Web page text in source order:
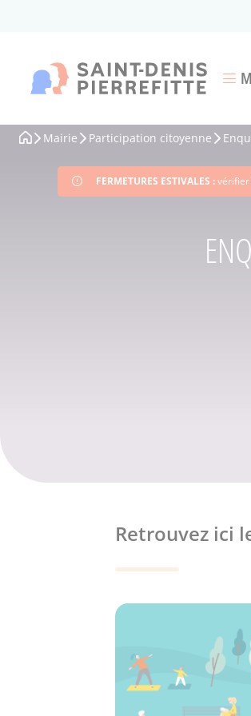
FERMETURES ESTIVALES :vérifier
Fil
Mairie Participation citoyenne
Retrouvez ici